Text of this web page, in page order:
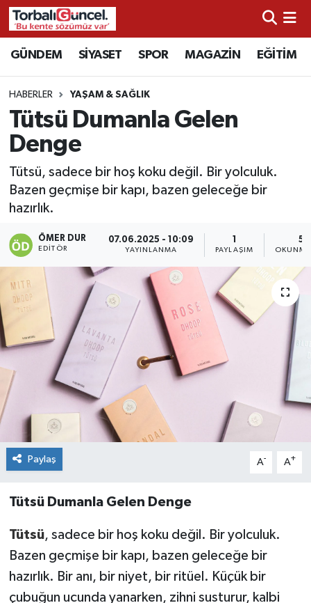
GÜNDEM SİYASET SPOR MAGAZİN EĞİTİM
HABERLER YAŞAM & SAĞLIK
Tütsü Dumanla Gelen
Denge
Tütsü, sadece bir hoş koku değil. Bir yolculuk.
Bazen geçmişe bir kapı, bazen geleceğe bir
hazırlık.
ÖMER DUR
EDITÖR
07.06.2025 - 10:09
YAYINLANMA PAYLAŞIM
5
Paylaş A- A+
Tütsü Dumanla Gelen Denge
Tütsü, sadece bir hoş koku değil. Bir yolculuk.
Bazen geçmişe bir kapı, bazen geleceğe bir
hazırlık. Bir anı, bir niyet, bir ritüel. Küçük bir
çubuğun ucunda yanarken, zihni susturur, kalbi
İzmir Nöbetçi Eczaneler
İzmir Hava Durumu
İzmir Namaz Vakitleri
İzmir Trafik Yoğunluk Haritası
Süper Lig Puan Durumu ve Fikstür
Tüm Manşetler
Son Dakika Haberleri
Haber Arşivi